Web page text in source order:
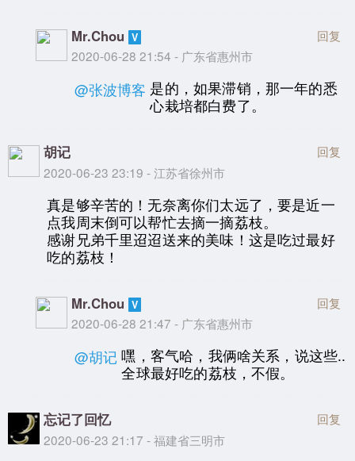
Mr.Chou
2020-06-28 21:54 - 广东省惠州市
回复
@张波博客 是的，如果滞销，那一年的悉
心栽培都白费了。
胡记
2020-06-23 23:19 - 江苏省徐州市
回复
真是够辛苦的！无奈离你们太远了，要是近一
点我周末倒可以帮忙去摘一摘荔枝。
感谢兄弟千里迢迢送来的美味！这是吃过最好
吃的荔枝！
Mr.Chou
2020-06-28 21:47 - 广东省惠州市
回复
@胡记 嘿，客气哈，我俩啥关系，说这些..
全球最好吃的荔枝，不假。
忘记了回忆
2020-06-23 21:17 - 福建省三明市
回复